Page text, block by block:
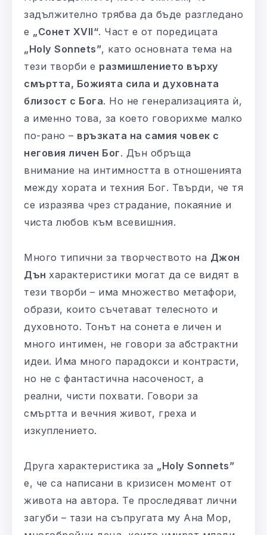
задължително трябва да бъде разгледано
е „Сонет XVII“. Част е от поредицата
„Holy Sonnets”, като основната тема на
тези творби е размишлението върху
смъртта, Божията сила и духовната
близост с Бога. Но не генерализацията ѝ,
а именно това, за което говорихме малко
по-рано – връзката на самия човек с
неговия личен Бог. Дън обръща
внимание на интимността в отношенията
между хората и техния Бог. Твърди, че тя
се изразява чрез страдание, покаяние и
чиста любов към всевишния.
Много типични за творчеството на Джон
Дън характеристики могат да се видят в
тези творби – има множество метафори,
образи, които съчетават телесното и
духовното. Тонът на сонета е личен и
много интимен, не говори за абстрактни
идеи. Има много парадокси и контрасти,
но не с фантастична насоченост, а
реални, чисти похвати. Говори за
смъртта и вечния живот, греха и
изкуплението.
Друга характеристика за „Holy Sonnets”
е, че са написани в кризисен момент от
живота на автора. Те проследяват лични
загуби – тази на съпругата му Ана Мор,